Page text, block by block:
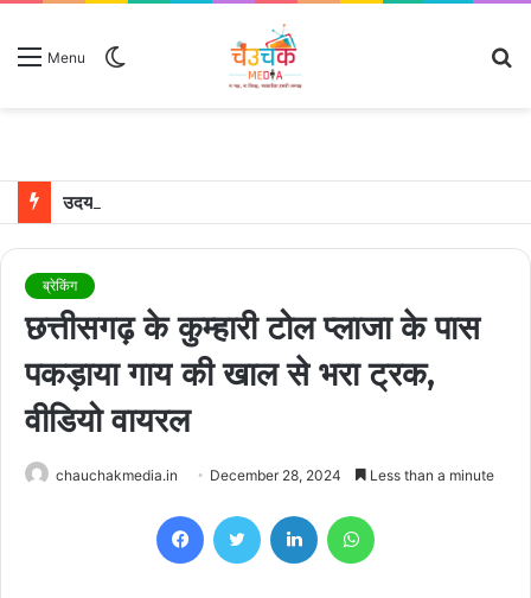
Menu
ब्रेकिंग
छत्तीसगढ़ के कुम्हारी टोल प्लाजा के पास
पकड़ाया गाय की खाल से भरा ट्रक,
वीडियो वायरल
chauchakmedia.in December 28, 2024 Less than a minute
FacebookTwitter LinkedIn